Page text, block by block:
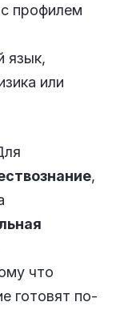
с профилем
язык,
или
,
что
готовят по-